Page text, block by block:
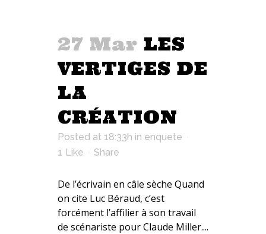
27 Mar LES
VERTIGES DE
LA
CRÉATION
Posted at 18:33h in enquete
1 Like Share
De l’écrivain en câle sèche Quand
on cite Luc Béraud, c’est
forcément l’affilier à son travail
de scénariste pour Claude Miller....